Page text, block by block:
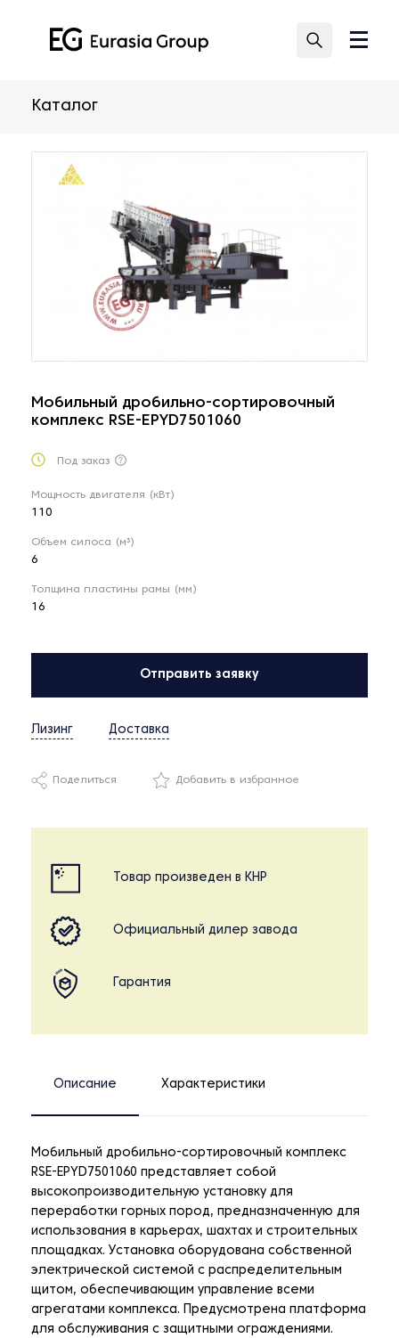
Каталог
Мобильный дробильно-сортировочный
комплекс RSE-EPYD7501060
Под заказ
Мощность двигателя (кВт)
110
Объем силоса (м³)
6
Толщина пластины рамы (мм)
16
Отправить заявку
Лизинг Доставка
Поделиться Добавить в избранное
Товар произведен в КНР
Официальный дилер завода
Гарантия
Описание Характеристики
Мобильный дробильно-сортировочный комплекс
RSE-EPYD7501060 представляет собой
высокопроизводительную установку для
переработки горных пород, предназначенную для
использования в карьерах, шахтах и строительных
площадках. Установка оборудована собственной
электрической системой с распределительным
щитом, обеспечивающим управление всеми
агрегатами комплекса. Предусмотрена платформа
для обслуживания с защитными ограждениями.